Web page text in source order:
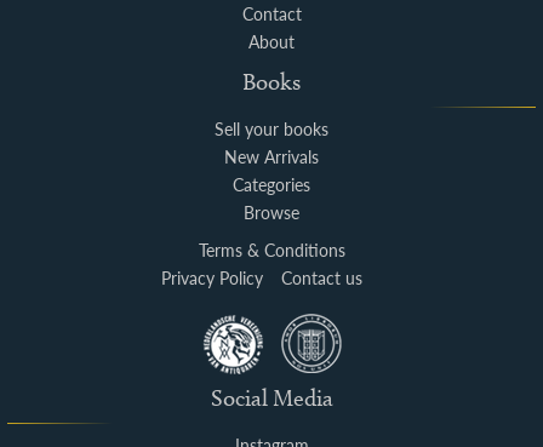
Contact
About
Books
Sell your books
New Arrivals
Categories
Browse
Terms & Conditions
Privacy Policy
Contact us
Social Media